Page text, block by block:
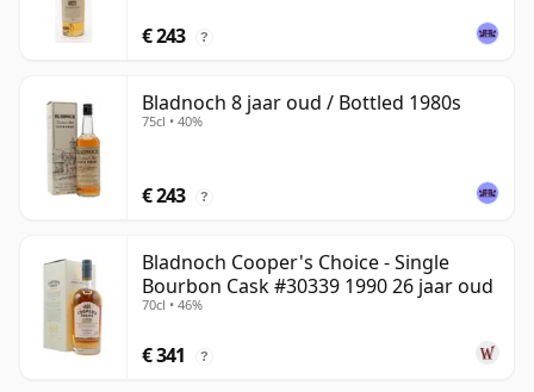
€ 243 ?
Bladnoch 8 jaar oud / Bottled 1980s
75cl • 40%
€ 243 ?
Bladnoch Cooper's Choice - Single
Bourbon Cask #30339 1990 26 jaar oud
70cl • 46%
€ 341 ?